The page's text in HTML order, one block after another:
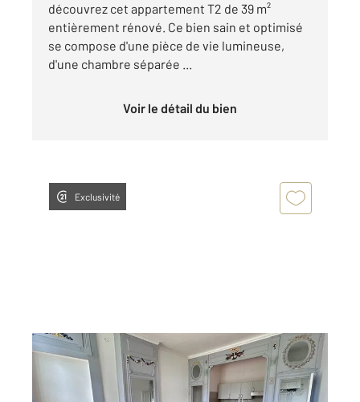
découvrez cet appartement T2 de 39 m²
entièrement rénové. Ce bien sain et optimisé
se compose d'une pièce de vie lumineuse,
d'une chambre séparée ...
Voir le détail du bien
Exclusivité
DOLE 39
43,89 m
, 2 pièces
Ref : 13423